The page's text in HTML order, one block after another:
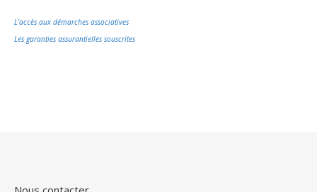
L’accès aux démarches associatives
Les garanties assurantielles souscrites